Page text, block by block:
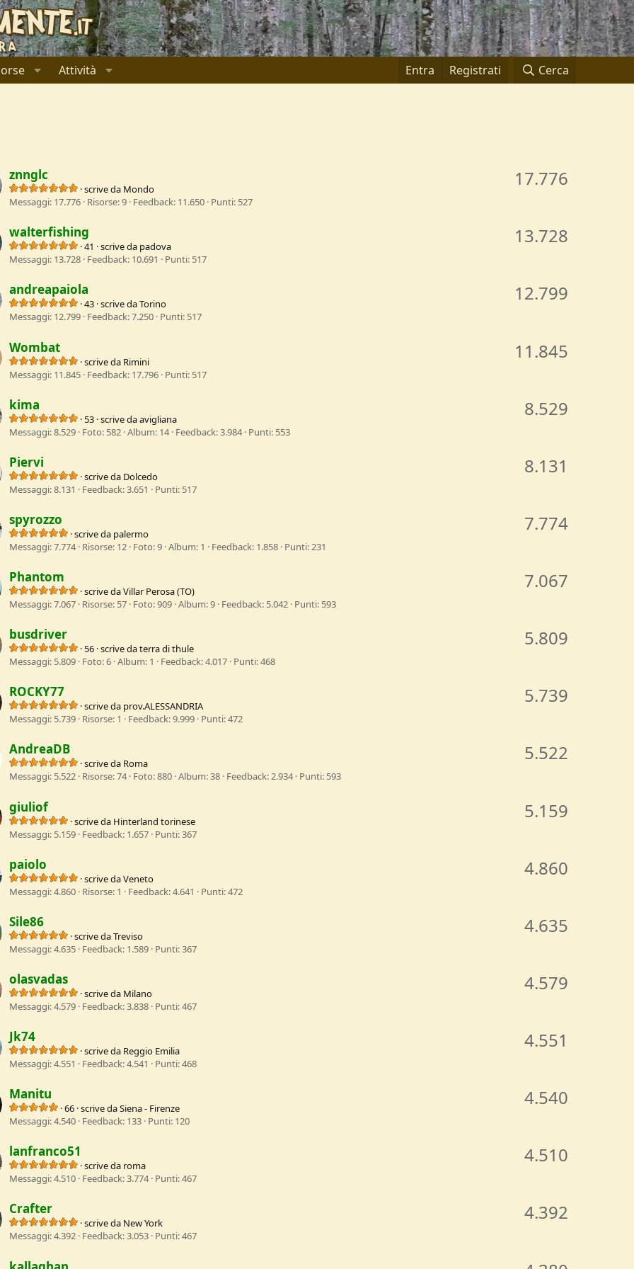
Attività Entra Registrati Cerca
17.776
znnglc
·scrive da Mondo
Messaggi 17.776 Risorse 9 Feedback 11.650 Punti 527
13.728
walterfishing
·41 ·scrive da padova
Messaggi 13.728 Feedback 10.691 Punti 517
12.799
andreapaiola
·43 ·scrive daTorino
Messaggi 12.799 Feedback 7.250 Punti 517
11.845
Wombat
·scrive da Rimini
Messaggi 11.845 Feedback 17.796 Punti 517
8.529
kima
·53 ·scrive daavigliana
Messaggi 8.529 Foto 582 Album 14 Feedback 3.984 Punti 553
8.131
Piervi
·scrive da Dolcedo
Messaggi 8.131 Feedback 3.651 Punti 517
7.774
spyrozzo
·scrive da palermo
Messaggi 7.774 Risorse 12 Foto 9 Album 1 Feedback 1.858 Punti 231
7.067
Phantom
·scrive daVillar Perosa (TO)
Messaggi 7.067 Risorse 57 Foto 909 Album 9 Feedback 5.042 Punti 593
5.809
busdriver
·56 ·scrive daterra di thule
Messaggi 5.809 Foto 6 Album 1 Feedback 4.017 Punti 468
5.739
ROCKY77
·scrive da prov.ALESSANDRIA
Messaggi 5.739 Risorse 1 Feedback 9.999 Punti 472
5.522
AndreaDB
·scrive da Roma
Messaggi 5.522 Risorse 74 Foto 880 Album 38 Feedback 2.934 Punti 593
5.159
giuliof
·scrive da Hinterland torinese
Messaggi 5.159 Feedback 1.657 Punti 367
4.860
paiolo
·scrive daVeneto
Messaggi 4.860 Risorse 1 Feedback 4.641 Punti 472
4.635
Sile86
·scrive daTreviso
Messaggi 4.635 Feedback 1.589 Punti 367
4.579
olasvadas
·scrive da Milano
Messaggi 4.579 Feedback 3.838 Punti 467
4.551
Jk74
·scrive da Reggio Emilia
Messaggi 4.551 Feedback 4.541 Punti 468
4.540
Manitu
·66 ·scrive daSiena - Firenze
Messaggi 4.540 Feedback 133 Punti 120
4.510
lanfranco51
·scrive da roma
Messaggi 4.510 Feedback 3.774 Punti 467
4.392
Crafter
·scrive da New York
Messaggi 4.392 Feedback 3.053 Punti 467